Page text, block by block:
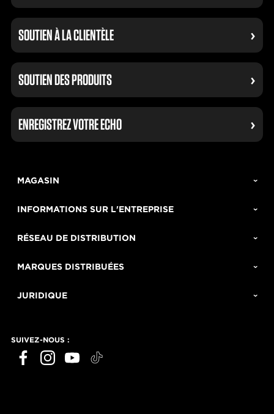
SOUTIEN À LA CLIENTÈLE
SOUTIEN DES PRODUITS
ENREGISTREZ VOTRE ECHO
MAGASIN
INFORMATIONS SUR L'ENTREPRISE
RÉSEAU DE DISTRIBUTION
MARQUES DISTRIBUÉES
JURIDIQUE
SUIVEZ-NOUS :